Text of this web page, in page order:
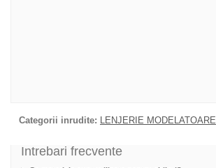
Categorii inrudite: LENJERIE MODELATOARE
Intrebari frecvente